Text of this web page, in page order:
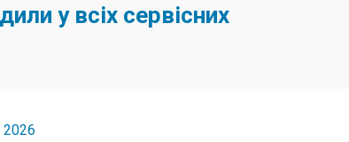
у всіх сервісних